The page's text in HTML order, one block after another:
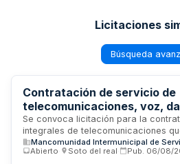
Licitaciones
Búsqueda
Contratación de servicio de
telecomunicaciones, voz,
móvil para la
Sociales Las Cañadas
Se convoca licitación para la
integrales de telecomunicaciones
de voz, transmisión de datos y
Mancomunidad de Servicios Sociales
Mancomunidad Intermunicipal de
Abierto
Soto del real Pub. 06/08/